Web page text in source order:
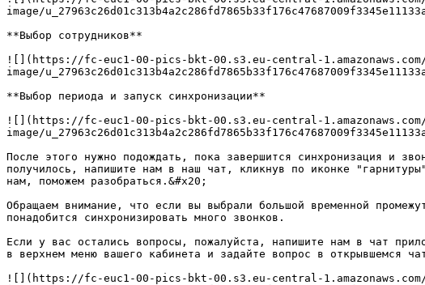
image/
**Выбор сотрудников**
![](https://fc-euc1-00-pics-bkt-00.s3.eu-central-1.amazonaws.com/
image/
**Выбор периода и запуск синхронизации**
![](https://fc-euc1-00-pics-bkt-00.s3.eu-central-1.amazonaws.com/
image/
После этого нужно подождать, пока завершится синхронизация и
получилось, напишите нам в наш чат, кликнув по иконке
нам, поможем разобраться.&#x20;
Обращаем внимание, что если вы выбрали большой временной
понадобится синхронизировать много звонков.
Если у вас остались вопросы, пожалуйста, напишите нам в чат
в верхнем меню вашего кабинета и задайте вопрос в открывшемся
![](https://fc-euc1-00-pics-bkt-00.s3.eu-central-1.amazonaws.com/